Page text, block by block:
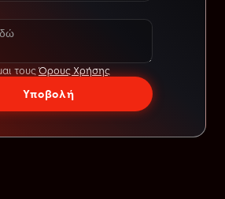
τουςΌρους Χρήσης
Υποβολή